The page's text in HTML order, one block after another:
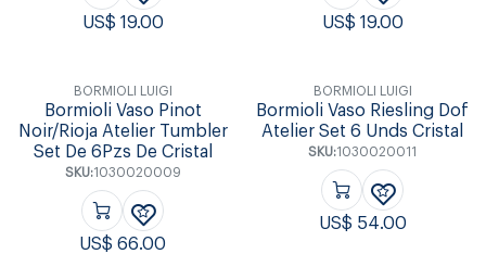
US$ 19.00 US$ 19.00
BORMIOLI LUIGI
Bormioli Vaso Pinot
Noir/Rioja Atelier Tumbler
Set De 6Pzs De Cristal
SKU:1030020009
US$66.00
BORMIOLI LUIGI
Bormioli Vaso Riesling Dof
Atelier Set 6 Unds Cristal
SKU:1030020011
US$ 54.00